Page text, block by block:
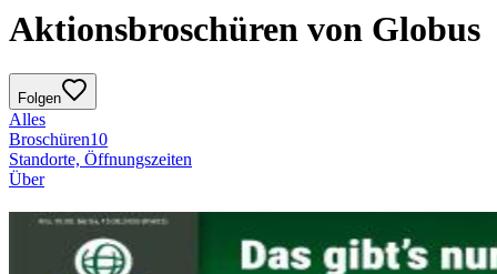
Aktionsbroschüren von Globus
Folgen
Alles
Broschüren10
Standorte, Öffnungszeiten
Über